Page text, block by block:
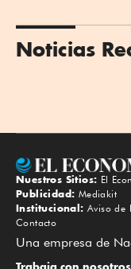
Noticias
Nuestros Sitios: El
Publicidad: Mediakit
Institucional: Aviso de
Contacto
Una empresa de